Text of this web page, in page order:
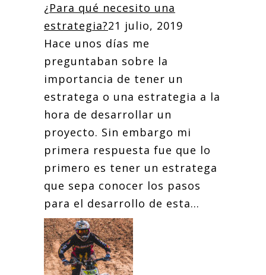
¿Para qué necesito una
estrategia?21 julio, 2019
Hace unos días me
preguntaban sobre la
importancia de tener un
estratega o una estrategia a la
hora de desarrollar un
proyecto. Sin embargo mi
primera respuesta fue que lo
primero es tener un estratega
que sepa conocer los pasos
para el desarrollo de esta...